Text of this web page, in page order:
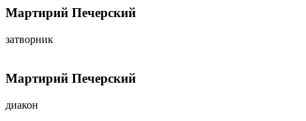
Мартирий Печерский
затворник
Мартирий Печерский
диакон